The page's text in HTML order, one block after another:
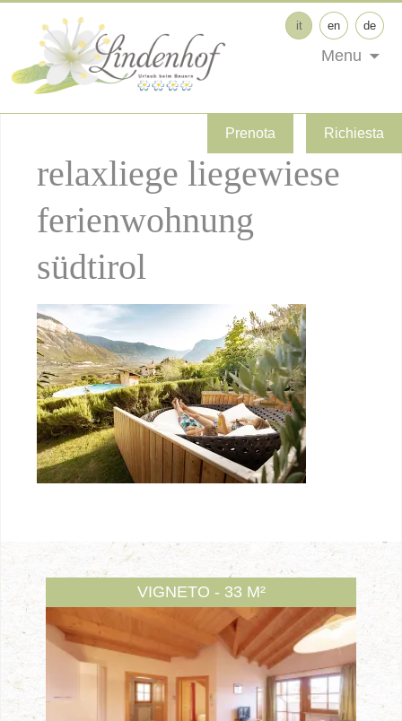
Prenota Richiesta
it en de
Menu
relaxliege liegewiese
ferienwohnung
südtirol
VIGNETO - 33 M²